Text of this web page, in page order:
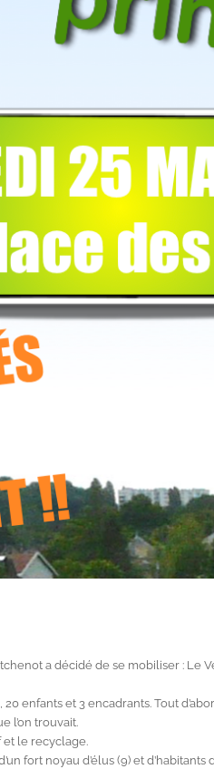
a décidé de se mobiliser : Le
enfants et 3 encadrants. Tout
l’on trouvait.
et le recyclage.
fort noyau d’élus (9) et